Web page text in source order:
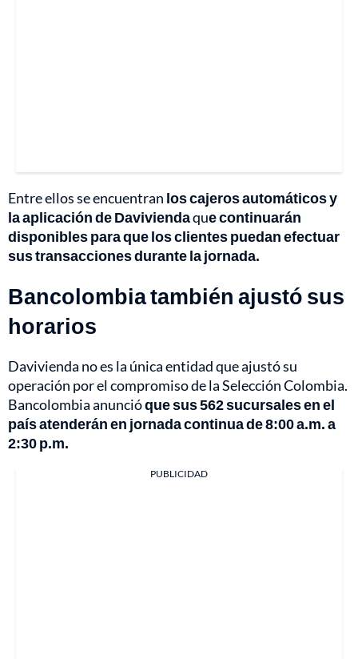
Entre ellos se encuentran los cajeros automáticos y
la aplicación de Daviviendaque continuarán
disponibles para que los clientes puedan efectuar
sus transacciones durante la jornada.
Bancolombia también ajustó sus
horarios
Davivienda no es la única entidad que ajustó su
operación por el compromiso de la Selección Colombia.
Bancolombia anuncióque sus 562 sucursales en el
país atenderán en jornada continua de 8:00 a.m. a
2:30 p.m.
PUBLICIDAD